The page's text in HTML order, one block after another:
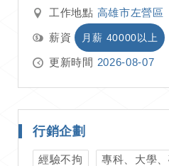
工作地點 高雄市左營區
薪資 月薪 40000以上
更新時間 2026-08-07
行銷企劃
經驗不拘 專科、大學